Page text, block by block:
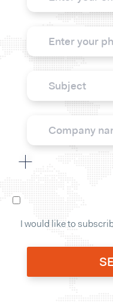
I would like to